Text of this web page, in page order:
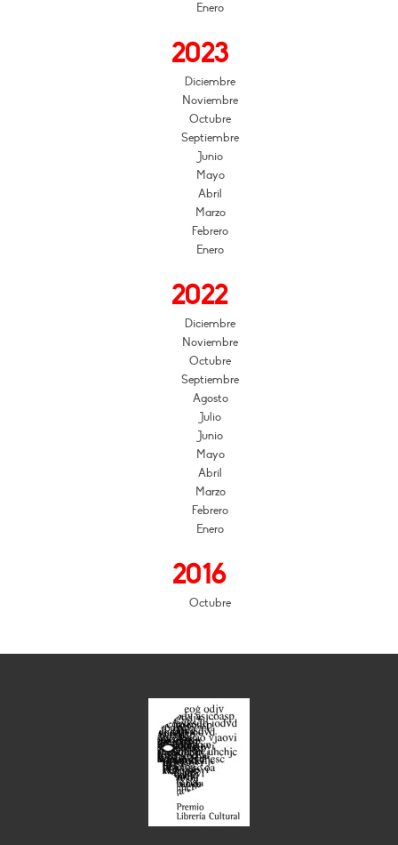
Enero
2023
Diciembre
Noviembre
Octubre
Septiembre
Junio
Mayo
Abril
Marzo
Febrero
Enero
2022
Diciembre
Noviembre
Octubre
Septiembre
Agosto
Julio
Junio
Mayo
Abril
Marzo
Febrero
Enero
2016
Octubre